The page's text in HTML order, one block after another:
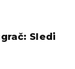
Sledi